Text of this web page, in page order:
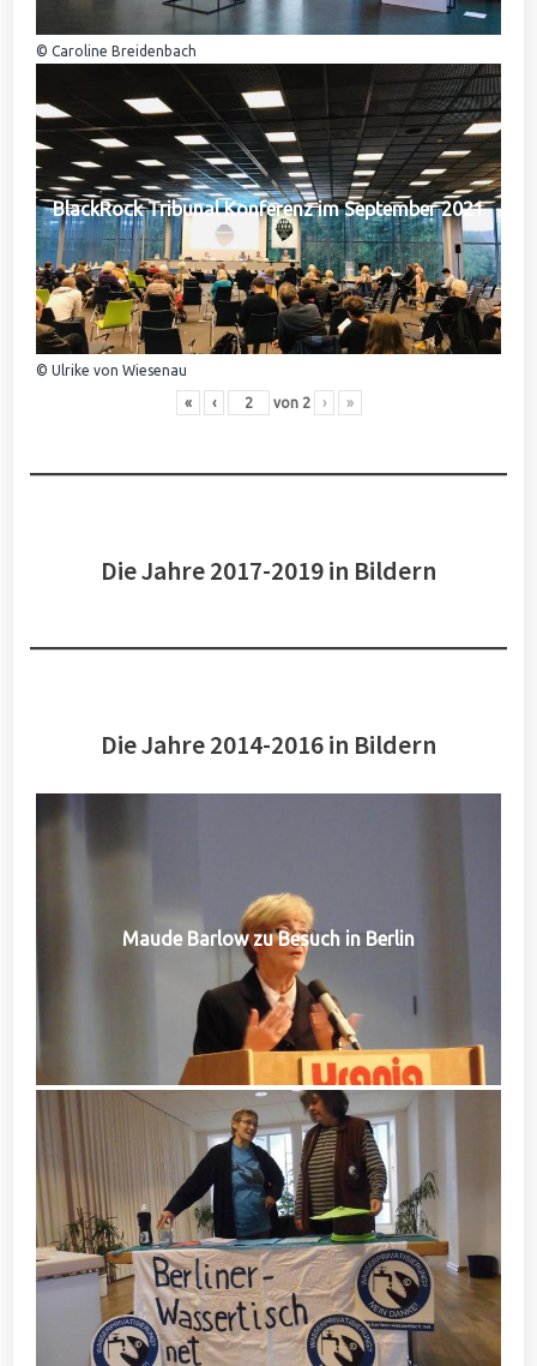
© Caroline Breidenbach
BlackRock Tribunal Konferenz im September 2021
© Ulrike von Wiesenau
« ‹ von 2 › »
Die Jahre 2017-2019 in Bildern
Die Jahre 2014-2016 in Bildern
Maude Barlow zu Besuch in Berlin